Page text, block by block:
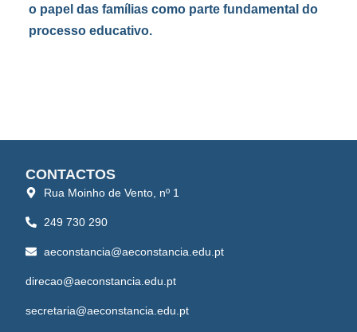
o papel das famílias como parte fundamental do
processo educativo.
CONTACTOS
Rua Moinho de Vento, nº 1
249 730 290
aeconstancia@aeconstancia.edu.pt
direcao@aeconstancia.edu.pt
secretaria@aeconstancia.edu.pt